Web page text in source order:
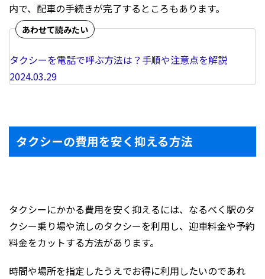
内で、配車の手続きが完了するところもあります。
タクシーを電話で呼ぶ方法は？手順や注意点を解説
2024.03.29
タクシーの費用を安く抑える方法
タクシーにかかる費用を安く抑えるには、なるべく駅のタ
クシー乗り場や流しのタクシーを利用し、迎車料金や予約
料金をカットする方法があります。
時間や場所を指定したうえでお得に利用したいのであれ